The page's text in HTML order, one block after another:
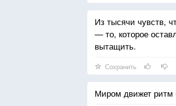
Из тысячи чувств,
— то, которое
вытащить.
Сохранить
Миром движет ритм